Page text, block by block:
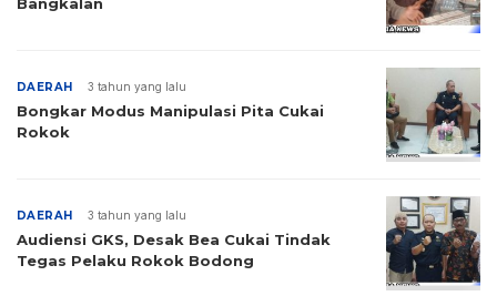
DAERAH 3 tahun yang lalu
Bongkar Modus Manipulasi Pita Cukai
Rokok
DAERAH 3 tahun yang lalu
Audiensi GKS, Desak Bea Cukai Tindak
Tegas Pelaku Rokok Bodong